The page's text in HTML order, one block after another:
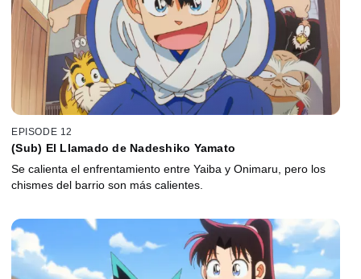
EPISODE 12
(Sub) El Llamado de Nadeshiko Yamato
Se calienta el enfrentamiento entre Yaiba y Onimaru, pero los
chismes del barrio son más calientes.